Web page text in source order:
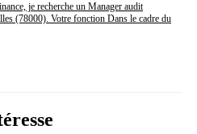
je recherche un Manager audit
(78000). Votre fonction Dans le cadre du